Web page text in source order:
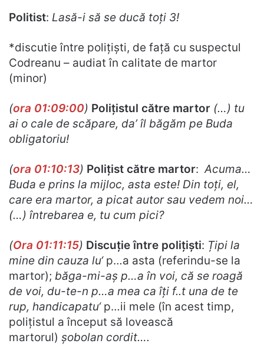
Politist: Lasă-i să se ducă toți 3!
*discutie între polițiști, de față cu suspectul
Codreanu – audiat în calitate de martor
(minor)
(ora 01:09:00) Polițistul către martor (…) tu
ai o cale de scăpare, da’ îl băgăm pe Buda
obligatoriu!
(ora 01:10:13) Polițist către martor: Acuma…
Buda e prins la mijloc, asta este! Din toți, el,
care era martor, a picat autor sau vedem noi…
(…) întrebarea e, tu cum pici?
(Ora 01:11:15) Discuție între polițiști: Țipi la
mine din cauza lu‘p…a asta (referindu-se la
martor); băga-mi-aș p…a în voi, că se roagă
de voi, du-te-n p…a mea ca îți f..t una de te
rup, handicapatu‘p…ii mele (în acest timp,
polițistul a început să lovească
martorul) șobolan cordit….